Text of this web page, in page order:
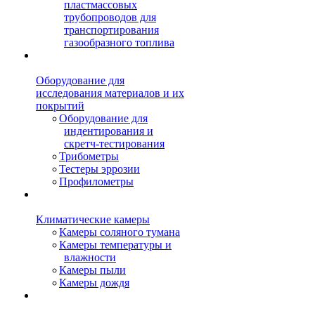
пластмассовых
трубопроводов для
транспортирования
газообразного топлива
Оборудование для
исследования материалов и их
покрытий
Оборудование для
индентирования и
скретч-тестирования
Трибометры
Тестеры эррозии
Профилометры
Климатические камеры
Камеры соляного тумана
Камеры температуры и
влажности
Камеры пыли
Камеры дождя